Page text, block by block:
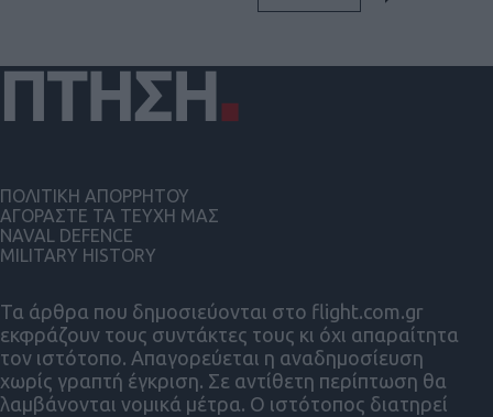
Τα άρθρα που δημοσιεύονται στο flight.com.gr
εκφράζουν τους συντάκτες τους κι όχι απαραίτητα
τον ιστότοπο. Απαγορεύεται η αναδημοσίευση
χωρίς γραπτή έγκριση. Σε αντίθετη περίπτωση θα
λαμβάνονται νομικά μέτρα. Ο ιστότοπος διατηρεί
ΠΟΛΙΤΙΚΗ ΑΠΟΡΡΗΤΟΥ
ΑΓΟΡΑΣΤΕ ΤΑ ΤΕΥΧΗ ΜΑΣ
NAVAL DEFENCE
MILITARY HISTORY